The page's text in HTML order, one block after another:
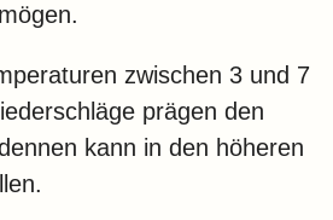
zwischen 3 und 7
prägen den
kann in den höheren